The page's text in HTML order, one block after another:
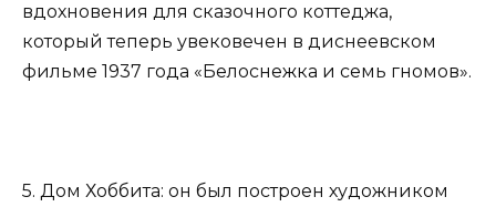
вдохновения для сказочного коттеджа,
который теперь увековечен в диснеевском
фильме 1937 года «Белоснежка и семь гномов».
5. Дом Хоббита: он был построен художником